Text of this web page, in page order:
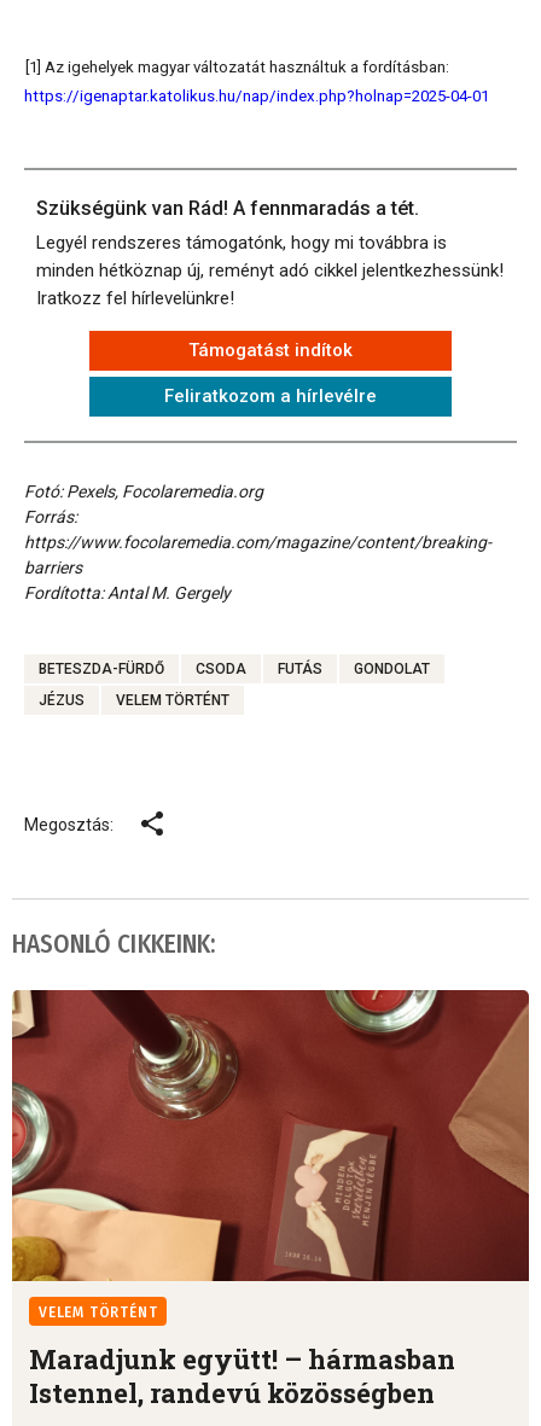
[1] Az igehelyek magyar változatát használtuk a fordításban:
https://igenaptar.katolikus.hu/nap/index.php?holnap=2025-04-01
Szükségünk van Rád! A fennmaradás a tét.
Legyél rendszeres támogatónk, hogy mi továbbra is
minden hétköznap új, reményt adó cikkel jelentkezhessünk!
Iratkozz fel hírlevelünkre!
Támogatást indítok
Feliratkozom a hírlevélre
Fotó: Pexels, Focolaremedia.org
Forrás:
https://www.focolaremedia.com/magazine/content/breaking-
barriers
Fordította: Antal M. Gergely
BETESZDA-FÜRDŐ CSODA FUTÁS
GONDOLAT
JÉZUS
VELEM TÖRTÉNT
Megosztás:
HASONLÓ CIKKEINK:
VELEM TÖRTÉNT
Maradjunk együtt! – hármasban
Istennel, randevú közösségben